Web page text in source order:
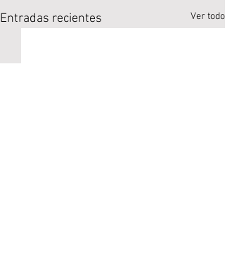
Entradas recientes Ver todo